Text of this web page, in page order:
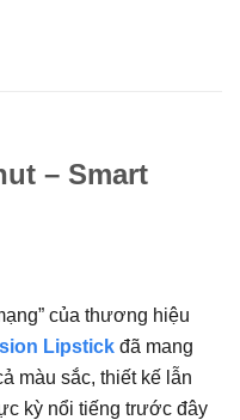
– Smart
của thương hiệu
Lipstick đã mang
màu sắc, thiết kế lẫn
kỳ nổi tiếng trước đây